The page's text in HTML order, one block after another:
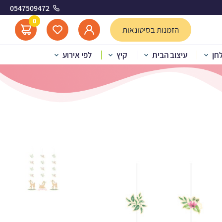
0547509472
הזמנות בסיטונאות
0
עיצוב הבית קיץ לפי אירוע תלייה במבי